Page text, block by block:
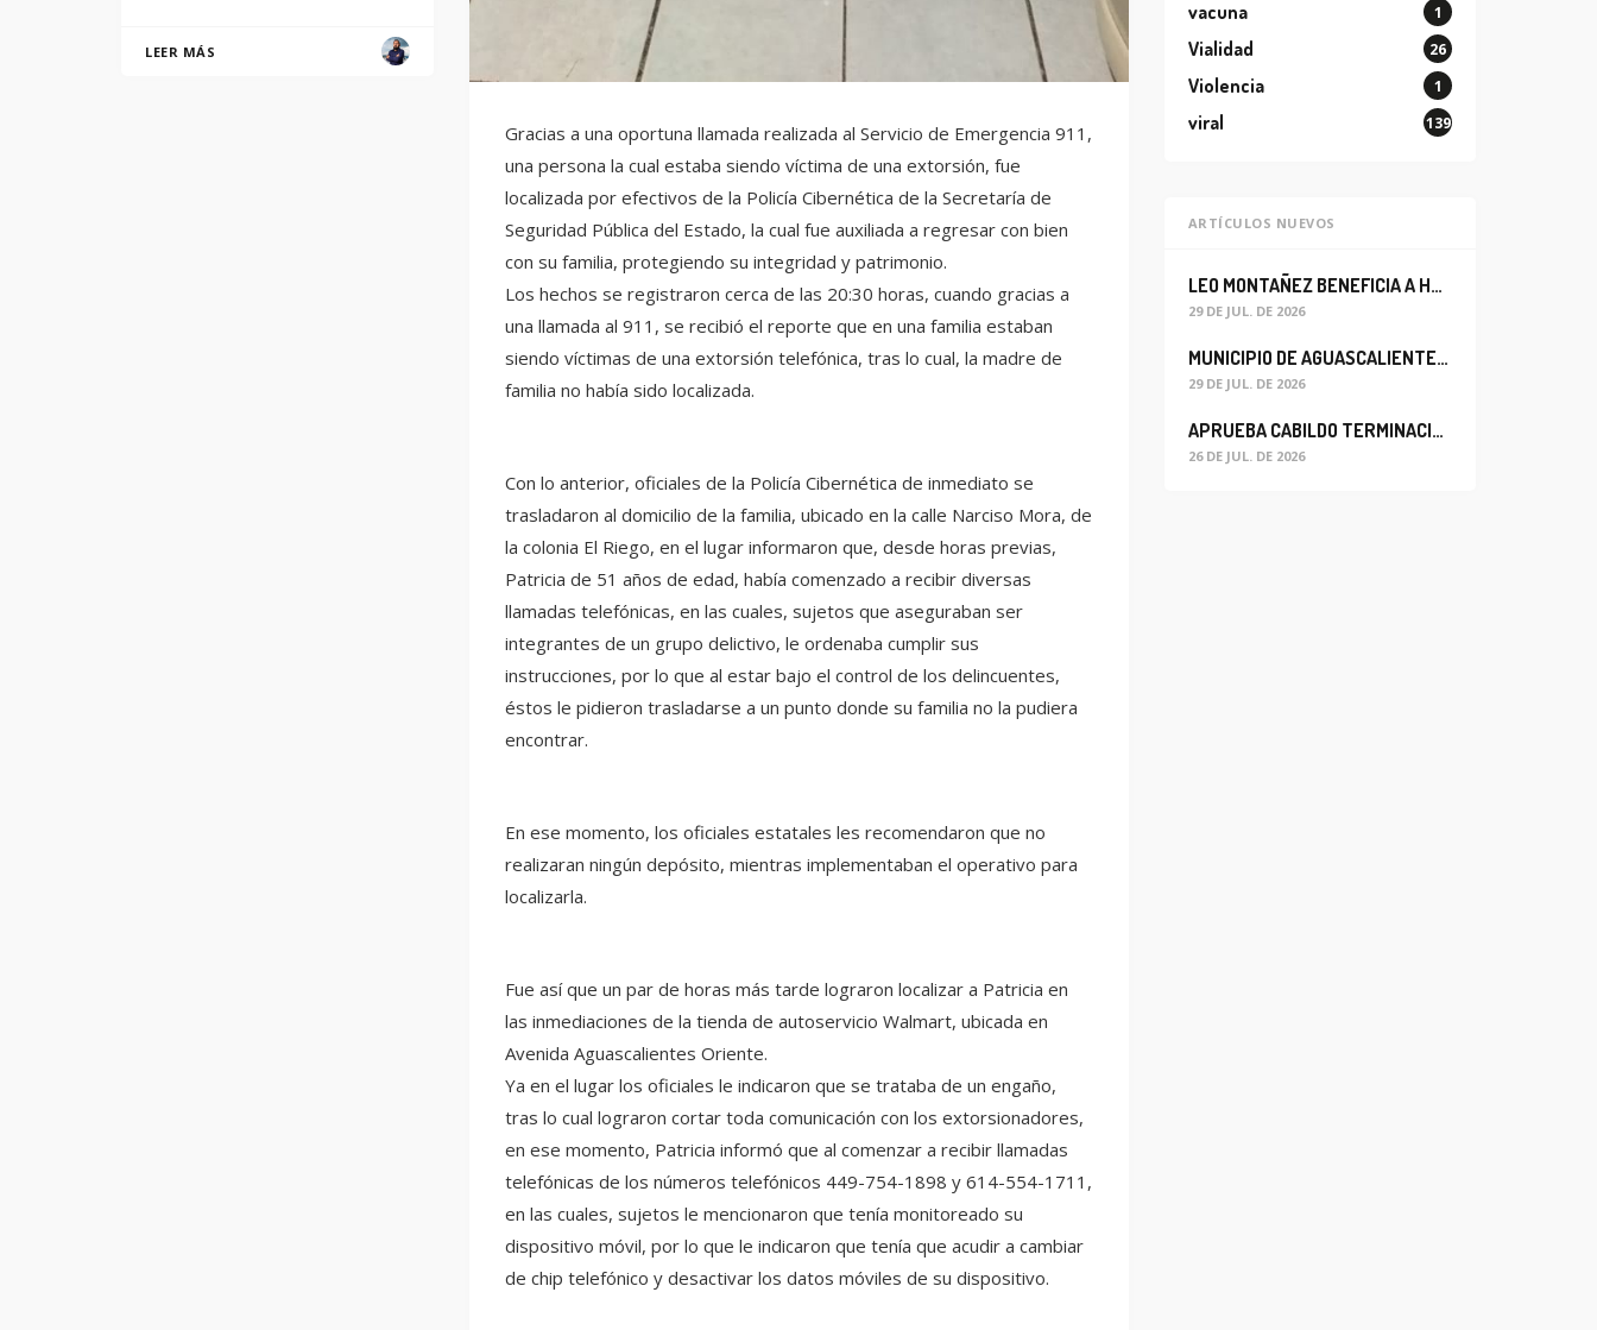
Gracias a una oportuna llamada realizada al Servicio de Emergencia 911,
una persona la cual estaba siendo víctima de una extorsión, fue
localizada por efectivos de la Policía Cibernética de la Secretaría de
Seguridad Pública del Estado, la cual fue auxiliada a regresar con bien
con su familia, protegiendo su integridad y patrimonio.
Los hechos se registraron cerca de las 20:30 horas, cuando gracias a
una llamada al 911, se recibió el reporte que en una familia estaban
siendo víctimas de una extorsión telefónica, tras lo cual, la madre de
familia no había sido localizada.
Con lo anterior, oficiales de la Policía Cibernética de inmediato se
trasladaron al domicilio de la familia, ubicado en la calle Narciso Mora, de
la colonia El Riego, en el lugar informaron que, desde horas previas,
Patricia de 51 años de edad, había comenzado a recibir diversas
llamadas telefónicas, en las cuales, sujetos que aseguraban ser
integrantes de un grupo delictivo, le ordenaba cumplir sus
instrucciones, por lo que al estar bajo el control de los delincuentes,
éstos le pidieron trasladarse a un punto donde su familia no la pudiera
encontrar.
En ese momento, los oficiales estatales les recomendaron que no
realizaran ningún depósito, mientras implementaban el operativo para
localizarla.
Fue así que un par de horas más tarde lograron localizar a Patricia en
las inmediaciones de la tienda de autoservicio Walmart, ubicada en
Avenida Aguascalientes Oriente.
Ya en el lugar los oficiales le indicaron que se trataba de un engaño,
tras lo cual lograron cortar toda comunicación con los extorsionadores,
en ese momento, Patricia informó que al comenzar a recibir llamadas
telefónicas de los números telefónicos 449-754-1898 y 614-554-1711,
en las cuales, sujetos le mencionaron que tenía monitoreado su
dispositivo móvil, por lo que le indicaron que tenía que acudir a cambiar
de chip telefónico y desactivar los datos móviles de su dispositivo.
LEER MÁS
vacuna 1
Vialidad 26
Violencia 1
viral 139
ARTÍCULOS NUEVOS
LEO MONTAÑEZ BENEFICIA A HABITANTES DEL BARRIO DE LA SALUD CON MEJORA DEL ALCANTARILLADO SANITARIO
29 DE JUL. DE 2026
MUNICIPIO DE AGUASCALIENTES REABRE CIRCULACIÓN VEHICULAR EN LA CALLE JOSEFA ORTIZ DE DOMÍNGUEZ
29 DE JUL. DE 2026
APRUEBA CABILDO TERMINACIÓN ANTICIPADA DEL CONTRATO PARA EL PROYECTO DE MODERNIZACIÓN DEL SISTEMA DE ALUMBRADO
26 DE JUL. DE 2026